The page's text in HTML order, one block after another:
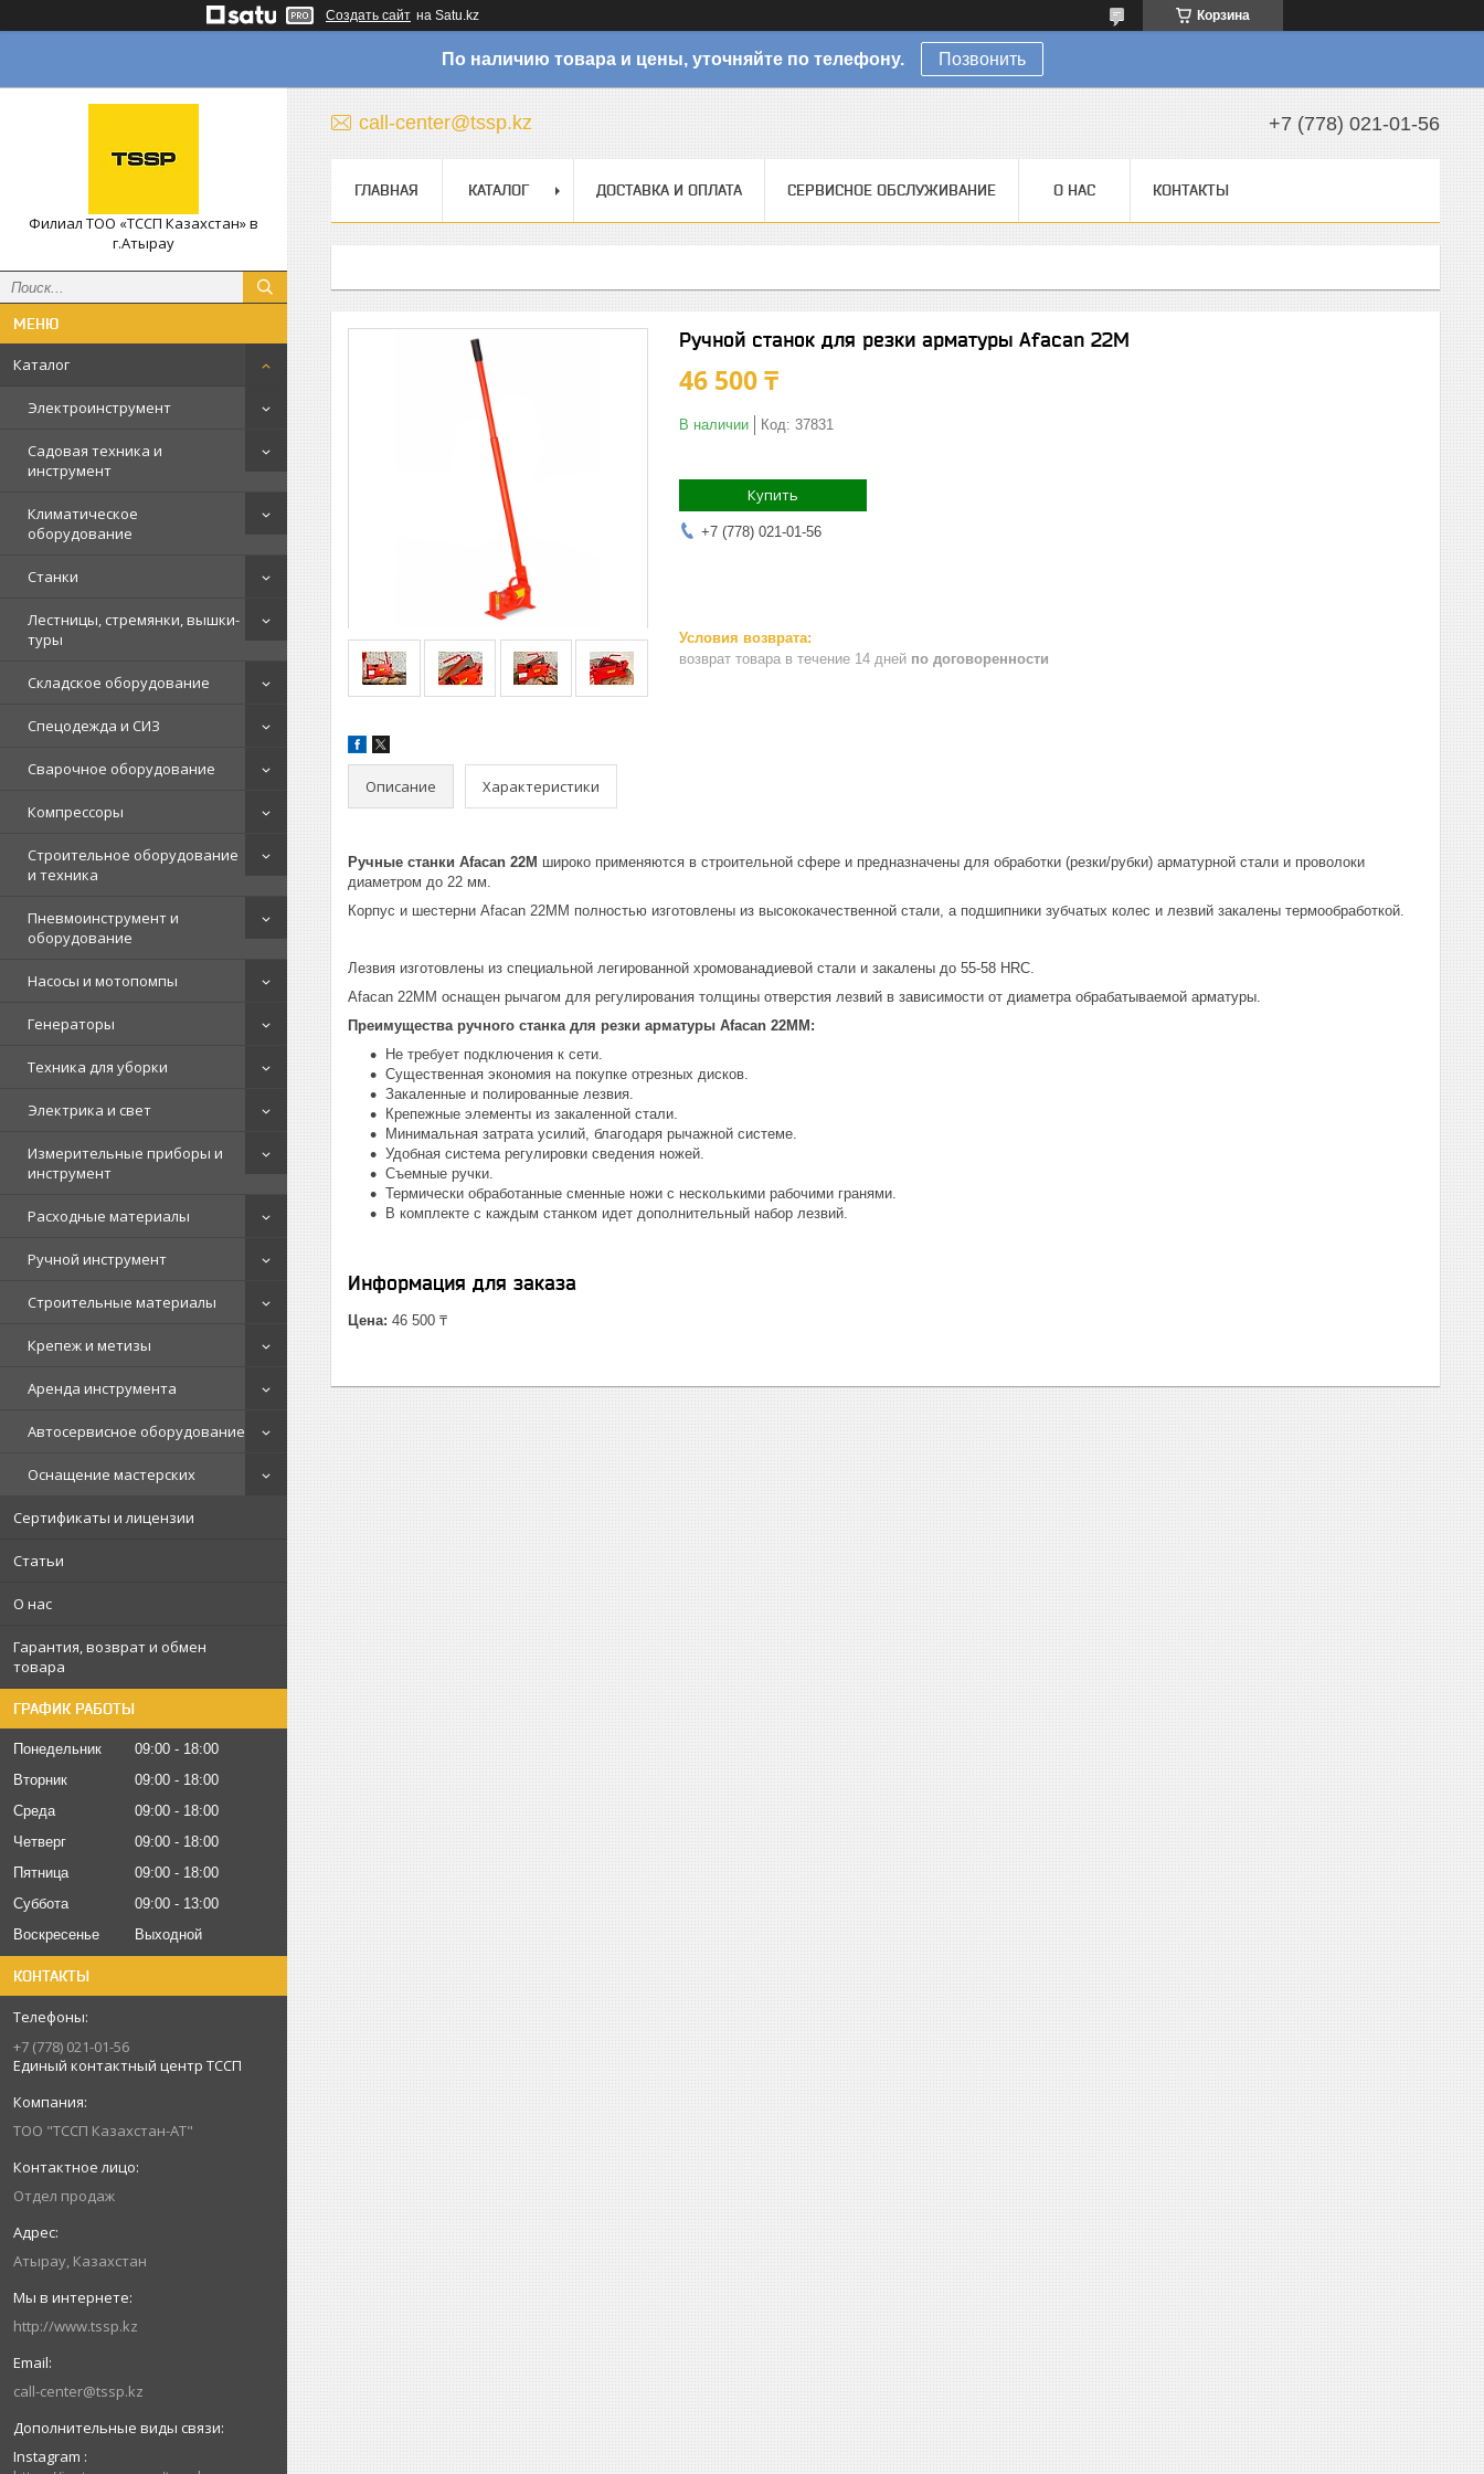
Создать сайт на Satu.kz Корзина
По наличию товара и цены, уточняйте по телефону. Позвонить
Филиал ТОО «ТССП Казахстан» в
г.Атырау
Каталог
Электроинструмент
Садовая техника и
инструмент
Климатическое
оборудование
Станки
Лестницы, стремянки, вышки-
туры
Складское оборудование
Спецодежда и СИЗ
Сварочное оборудование
Компрессоры
Строительное оборудование
и техника
Пневмоинструмент и
оборудование
Насосы и мотопомпы
Генераторы
Техника для уборки
Электрика и свет
Измерительные приборы и
инструмент
Расходные материалы
Ручной инструмент
Строительные материалы
Крепеж и метизы
Аренда инструмента
Автосервисное оборудование
Оснащение мастерских
Сертификаты и лицензии
Статьи
О нас
Гарантия, возврат и обмен
товара
ГРАФИК РАБОТЫ
Понедельник 09:00
18:00
Вторник
09:00
18:00
Среда
09:00
18:00
Четверг
09:00
18:00
Пятница
09:00
18:00
Суббота
09:00
13:00
Воскресенье
Выходной
КОНТАКТЫ
+7 (778) 021-01-56
Единый контактный центр ТССП
ТОО "ТССП Казахстан-АТ"
Отдел продаж
Атырау, Казахстан
http://www.tssp.kz
call-center@tssp.kz
Instagram
call-center@tssp.kz +7 (778) 021-01-56
ГЛАВНАЯ КАТАЛОГ ДОСТАВКА И ОПЛАТА СЕРВИСНОЕ ОБСЛУЖИВАНИЕ О НАС КОНТАКТЫ
Ручной станок для резки арматуры Afacan 22М
46 500 ₸
В наличии Код: 37831
Купить
+7 (778) 021-01-56
возврат товара в течение 14 дней по договоренности
Описание Характеристики
Ручные станки Afacan 22M широко применяются в строительной сфере и предназначены для обработки (резки/рубки) арматурной стали и проволоки
диаметром до 22 мм.
Корпус и шестерни Afacan 22MM полностью изготовлены из высококачественной стали, а подшипники зубчатых колес и лезвий закалены термообработкой.
Лезвия изготовлены из специальной легированной хромованадиевой стали и закалены до 55-58 HRC.
Afacan 22MM оснащен рычагом для регулирования толщины отверстия лезвий в зависимости от диаметра обрабатываемой арматуры.
Преимущества ручного станка для резки арматуры Afacan 22MM:
Не требует подключения к сети.
Существенная экономия на покупке отрезных дисков.
Закаленные и полированные лезвия.
Крепежные элементы из закаленной стали.
Минимальная затрата усилий, благодаря рычажной системе.
Удобная система регулировки сведения ножей.
Съемные ручки.
Термически обработанные сменные ножи с несколькими рабочими гранями.
В комплекте с каждым станком идет дополнительный набор лезвий.
Информация для заказа
Цена: 46 500 ₸